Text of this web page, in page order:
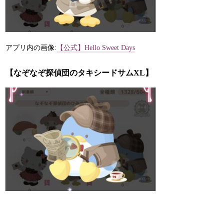
アプリ内の画像: 【公式】Hello Sweet Days
【なぞなぞ探偵団のタキシードサムXL】